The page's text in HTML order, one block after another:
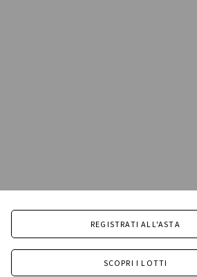
REGISTRATI ALL'ASTA
SCOPRI I LOTTI